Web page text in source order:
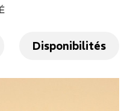
Disponibilités